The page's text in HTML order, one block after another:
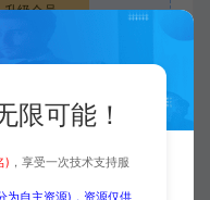
升级会员
点赞 (0
限可能！
) ，享受一次技术支持服
为自主资源)，资源仅供